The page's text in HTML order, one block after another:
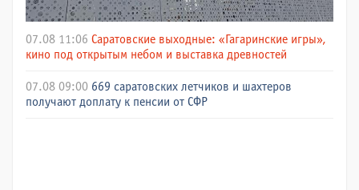
07.08 11:06 Саратовские выходные: «Гагаринские игры»,
кино под открытым небом и выставка древностей
07.08 09:00 669 саратовских летчиков и шахтеров
получают доплату к пенсии от СФР